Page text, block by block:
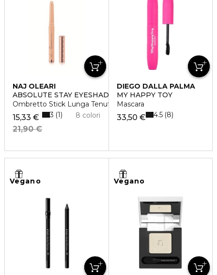
NAJ OLEARI
ABSOLUTE STAY EYESHADOW
Ombretto Stick Lunga Tenuta
15,33 €
21,90 €
8 colori
3 1
DIEGO DALLA PALMA
MY HAPPY TOY
Mascara
33,50 € 4.5 8
Vegano Vegano